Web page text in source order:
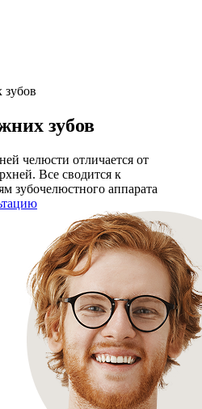
зубов
челюсти отличается от
Все сводится к
зубочелюстного аппарата